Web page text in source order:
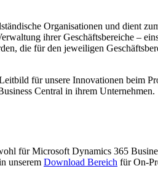
Organisationen und dient
ihrer Geschäftsbereiche –
die für den jeweiligen
für unsere Innovationen beim
Central in ihrem Unternehmen.
für Microsoft Dynamics 365
unserem Download Bereich für On-